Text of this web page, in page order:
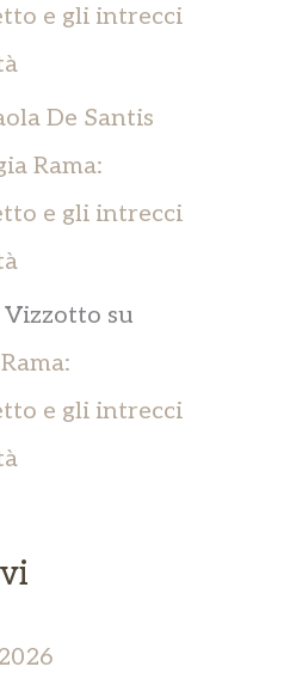
e gli intrecci
De Santis
Rama:
e gli intrecci
Vizzotto su
e gli intrecci